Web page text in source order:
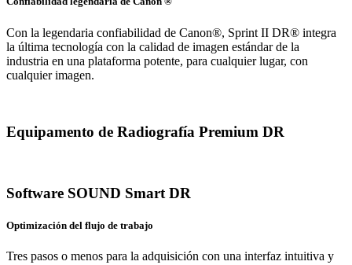
Con la legendaria confiabilidad de Canon®, Sprint II DR® integra
la última tecnología con la calidad de imagen estándar de la
industria en una plataforma potente, para cualquier lugar, con
cualquier imagen.
Equipamento de Radiografía Premium DR
Software SOUND Smart DR
Optimización del flujo de trabajo
Tres pasos o menos para la adquisición con una interfaz intuitiva y